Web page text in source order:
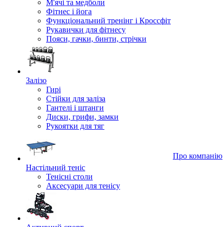
М'ячі та медболи
Фітнес і йога
Функціональний тренінг і Кроссфіт
Рукавички для фітнесу
Пояси, гачки, бинти, стрічки
Залізо
Гирі
Стійки для заліза
Гантелі і штанги
Диски, грифи, замки
Рукоятки для тяг
Настільний теніс
Тенісні столи
Аксесуари для тенісу
Про компанію